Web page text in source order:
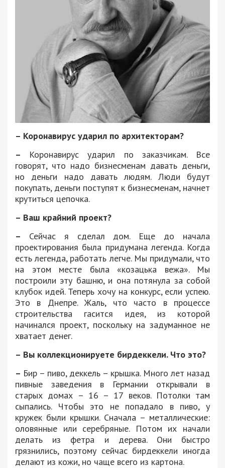
– Коронавирус ударил по архитекторам?
– Коронавирус ударил по заказчикам. Все
говорят, что надо бизнесменам давать деньги,
но деньги надо давать людям. Люди будут
покупать, деньги поступят к бизнесменам, начнет
крутиться цепочка.
– Ваш крайний проект?
– Сейчас я сделал дом. Еще до начала
проектирования была придумана легенда. Когда
есть легенда, работать легче. Мы придумали, что
на этом месте была «козацька вежа». Мы
построили эту башню, и она потянула за собой
клубок идей. Теперь хочу на конкурс, если успею.
Это в Днепре. Жаль, что часто в процессе
строительства гасится идея, из которой
начинался проект, поскольку на задуманное не
хватает денег.
– Вы коллекционируете бирдеккели. Что это?
– Бир – пиво, деккель – крышка. Много лет назад
пивные заведения в Германии открывали в
старых домах – 16 – 17 веков. Потолки там
сыпались. Чтобы это не попадало в пиво, у
кружек были крышки. Сначала – металлические:
оловянные или серебряные. Потом их начали
делать из фетра и дерева. Они быстро
грязнились, поэтому сейчас бирдеккели иногда
делают из кожи, но чаще всего из картона.